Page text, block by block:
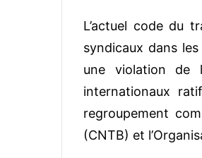
L’actuel code du
syndicaux dans
une violation de
internationaux
regroupement
(CNTB) et